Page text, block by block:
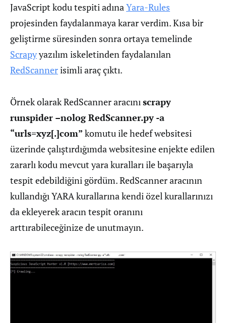
JavaScript kodu tespiti adınaYara-Rules
projesinden faydalanmaya karar verdim. Kısa bir
geliştirme süresinden sonra ortaya temelinde
Scrapyyazılım iskeletinden faydalanılan
RedScannerisimli araç çıktı.
Örnek olarak RedScanner aracınıscrapy
runspider –nolog RedScanner.py -a
“urls=xyz[.]com” komutu ile hedef websitesi
üzerinde çalıştırdığımda websitesine enjekte edilen
zararlı kodu mevcut yara kuralları ile başarıyla
tespit edebildiğini gördüm. RedScanner aracının
kullandığı YARA kurallarına kendi özel kurallarınızı
da ekleyerek aracın tespit oranını
arttırabileceğinize de unutmayın.